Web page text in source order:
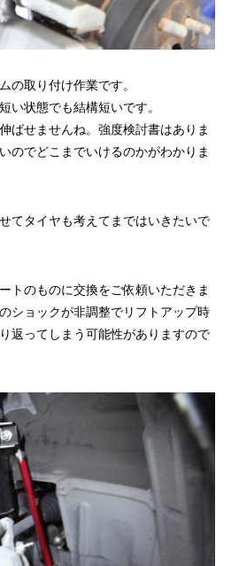
の取り付け作業です。
い状態でも結構短いです。
ばせませんね。強度検討書はありま
のでどこまでいけるのかがわかりま
てタイヤも考えてまではいきたいで
トのものに交換をご依頼いただきま
ショックが非調整でリフトアップ時
返ってしまう可能性がありますので